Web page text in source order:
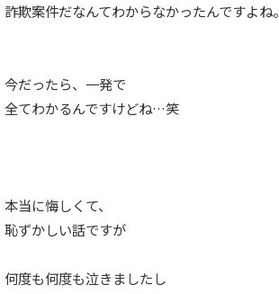
詐欺案件だなんてわからなかったんですよね。
今だったら、一発で
全てわかるんですけどね…笑
本当に悔しくて、
恥ずかしい話ですが
何度も何度も泣きましたし